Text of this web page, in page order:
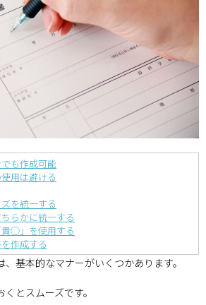
も作成可能
用は避ける
を統一する
らかに統一する
◯」を使用する
作成する
基本的なマナーがいくつかあります。
とスムーズです。